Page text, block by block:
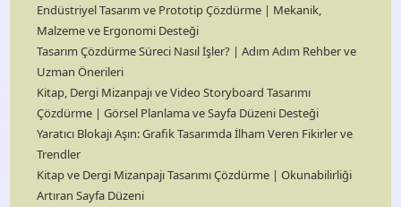
Endüstriyel Tasarım ve Prototip Çözdürme | Mekanik,
Malzeme ve Ergonomi Desteği
Tasarım Çözdürme Süreci Nasıl İşler? | Adım Adım Rehber ve
Uzman Önerileri
Kitap, Dergi Mizanpajı ve Video Storyboard Tasarımı
Çözdürme | Görsel Planlama ve Sayfa Düzeni Desteği
Yaratıcı Blokajı Aşın: Grafik Tasarımda İlham Veren Fikirler ve
Trendler
Kitap ve Dergi Mizanpajı Tasarımı Çözdürme | Okunabilirliği
Artıran Sayfa Düzeni